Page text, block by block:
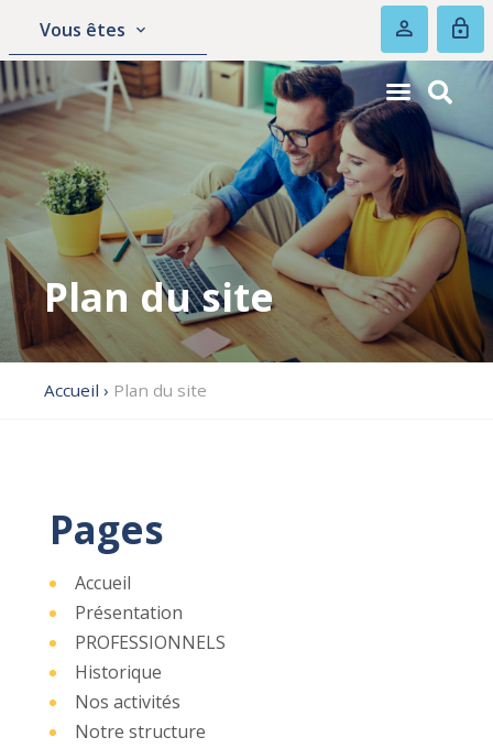
Vous êtes
Plan du site
Accueil › Plan du site
Pages
Accueil
Présentation
PROFESSIONNELS
Historique
Nos activités
Notre structure